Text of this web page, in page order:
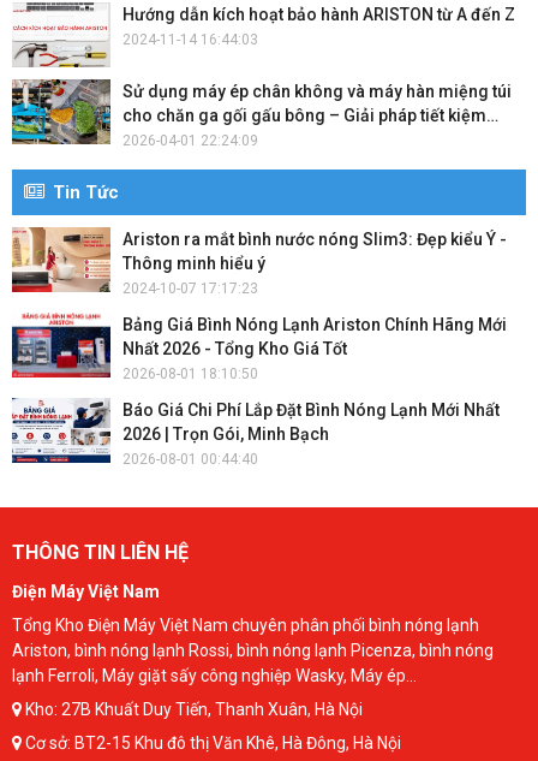
chuyên sâu, báo giá cạnh tranh và tìm ra giải pháp giặt là hoàn
hảo cho doanh nghiệp của bạn!
Hướng dẫn kích hoạt bảo hành ARISTON từ A đến Z
2024-11-14 16:44:03
Sử dụng máy ép chân không và máy hàn miệng túi
cho chăn ga gối gấu bông – Giải pháp tiết kiệm
không gian và bảo quản hiệu quả
2026-04-01 22:24:09
Tin Tức
Ariston ra mắt bình nước nóng Slim3: Đẹp kiểu Ý -
Thông minh hiểu ý
2024-10-07 17:17:23
Bảng Giá Bình Nóng Lạnh Ariston Chính Hãng Mới
Nhất 2026 - Tổng Kho Giá Tốt
2026-08-01 18:10:50
Báo Giá Chi Phí Lắp Đặt Bình Nóng Lạnh Mới Nhất
2026 | Trọn Gói, Minh Bạch
2026-08-01 00:44:40
THÔNG TIN LIÊN HỆ
Điện Máy Việt Nam
Tổng Kho Điện Máy Việt Nam chuyên phân phối bình nóng lạnh
Ariston, bình nóng lạnh Rossi, bình nóng lạnh Picenza, bình nóng
lạnh Ferroli, Máy giặt sấy công nghiệp Wasky, Máy ép...
Kho: 27B Khuất Duy Tiến, Thanh Xuân, Hà Nội
Cơ sở: BT2-15 Khu đô thị Văn Khê, Hà Đông, Hà Nội